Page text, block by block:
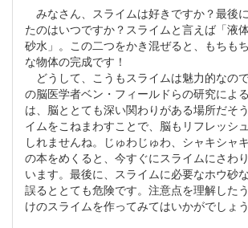
みなさん、スライムは好きですか？最後
たのはいつですか？スライムと言えば「液
砂水」。この二つをかき混ぜると、もちも
な物体の完成です！
どうして、こうもスライムは魅力的なの
の脳医学者ベン・フィールドらの研究によ
は、脳ととても深い関わりがある場所だそ
イムをこねまわすことで、脳もリフレッシ
しれませんね。じゅわじゅわ、シャキシャ
の本をめくると、今すぐにスライムにさわ
います。最後に、スライムに必要なホウ砂
誤るととても危険です。注意点を理解した
けのスライムを作ってみてはいかがでしょ